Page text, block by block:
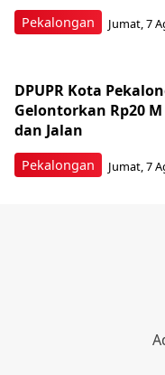
Pekalongan Jumat, 7
Pekalongan
DPUPR Kota
Gelontorkan Rp20
dan Jalan
Jumat, 7